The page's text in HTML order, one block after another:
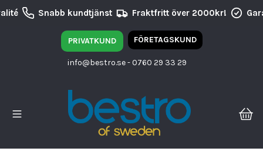
Snabb kundtjänst Fraktfritt över 2000kr!
PRIVATKUND FÖRETAGSKUND
info@bestro.se- 0760 29 33 29